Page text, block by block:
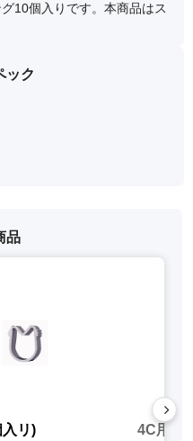
10個入りです。本商品はス
ック
品
リ)
4C用接